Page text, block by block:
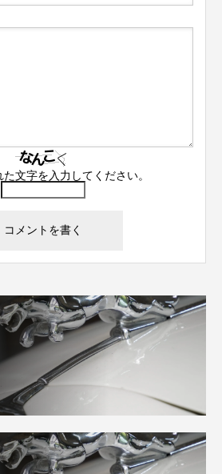
た文字を入力してください。